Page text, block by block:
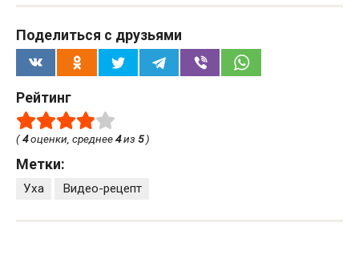
Поделиться с друзьями
Рейтинг
(4оценки, среднее4из 5)
Метки:
Уха Видео-рецепт